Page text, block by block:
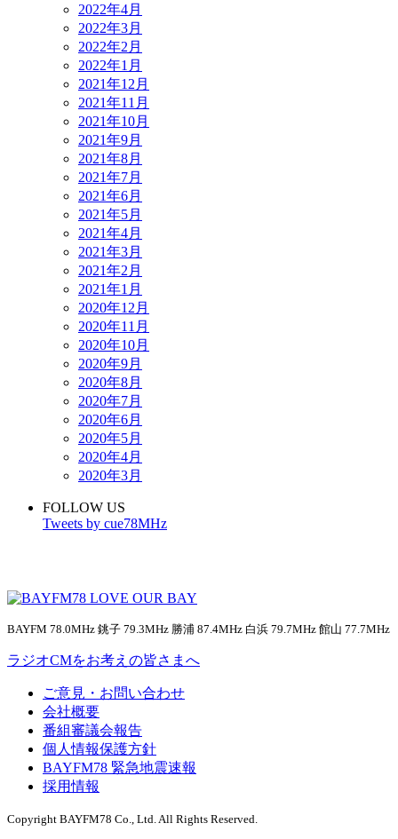
2022年4月
2022年3月
2022年2月
2022年1月
2021年12月
2021年11月
2021年10月
2021年9月
2021年8月
2021年7月
2021年6月
2021年5月
2021年4月
2021年3月
2021年2月
2021年1月
2020年12月
2020年11月
2020年10月
2020年9月
2020年8月
2020年7月
2020年6月
2020年5月
2020年4月
2020年3月
FOLLOW US
Tweets by cue78MHz
BAYFM 78.0MHz 銚子 79.3MHz 勝浦 87.4MHz 白浜 79.7MHz 館山 77.7MHz
ラジオCMをお考えの皆さまへ
ご意見・お問い合わせ
会社概要
番組審議会報告
個人情報保護方針
BAYFM78 緊急地震速報
採用情報
Copyright BAYFM78 Co., Ltd. All Rights Reserved.